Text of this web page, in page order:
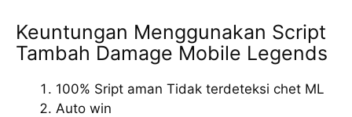
Keuntungan Menggunakan Script
Tambah Damage Mobile Legends
100% Sript aman Tidak terdeteksi chet ML
Auto win